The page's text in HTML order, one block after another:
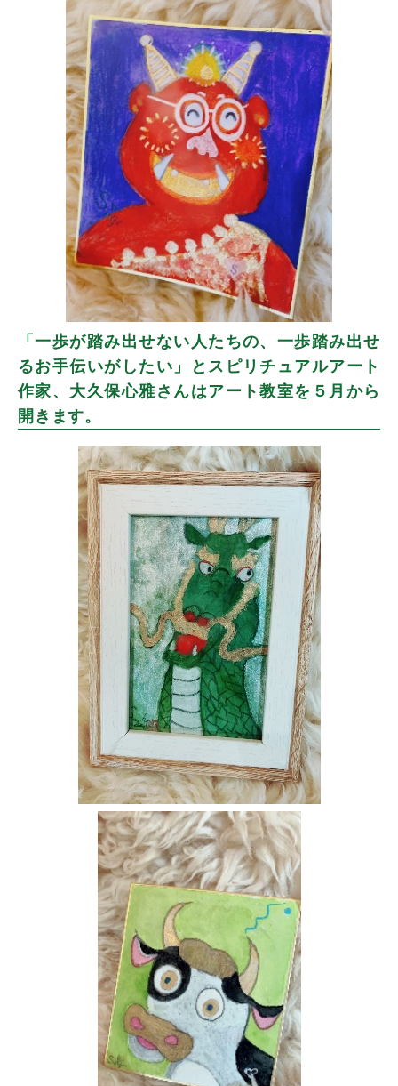
「一歩が踏み出せない人たちの、一歩踏み出せ
るお手伝いがしたい」とスピリチュアルアート
作家、大久保心雅さんはアート教室を５月から
開きます。